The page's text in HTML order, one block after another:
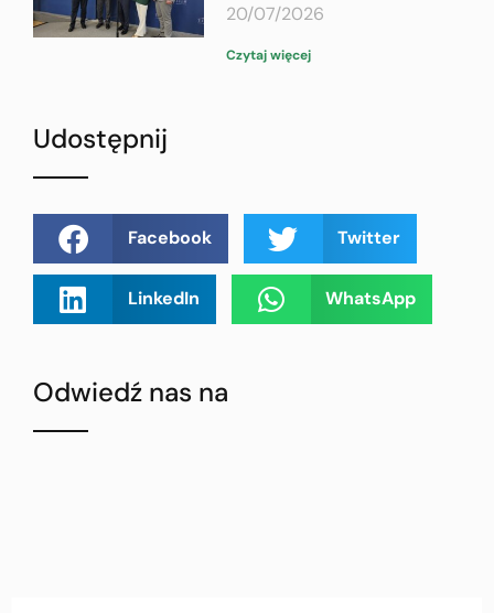
20/07/2026
Czytaj więcej
Udostępnij
Facebook Twitter
LinkedIn WhatsApp
Odwiedź nas na